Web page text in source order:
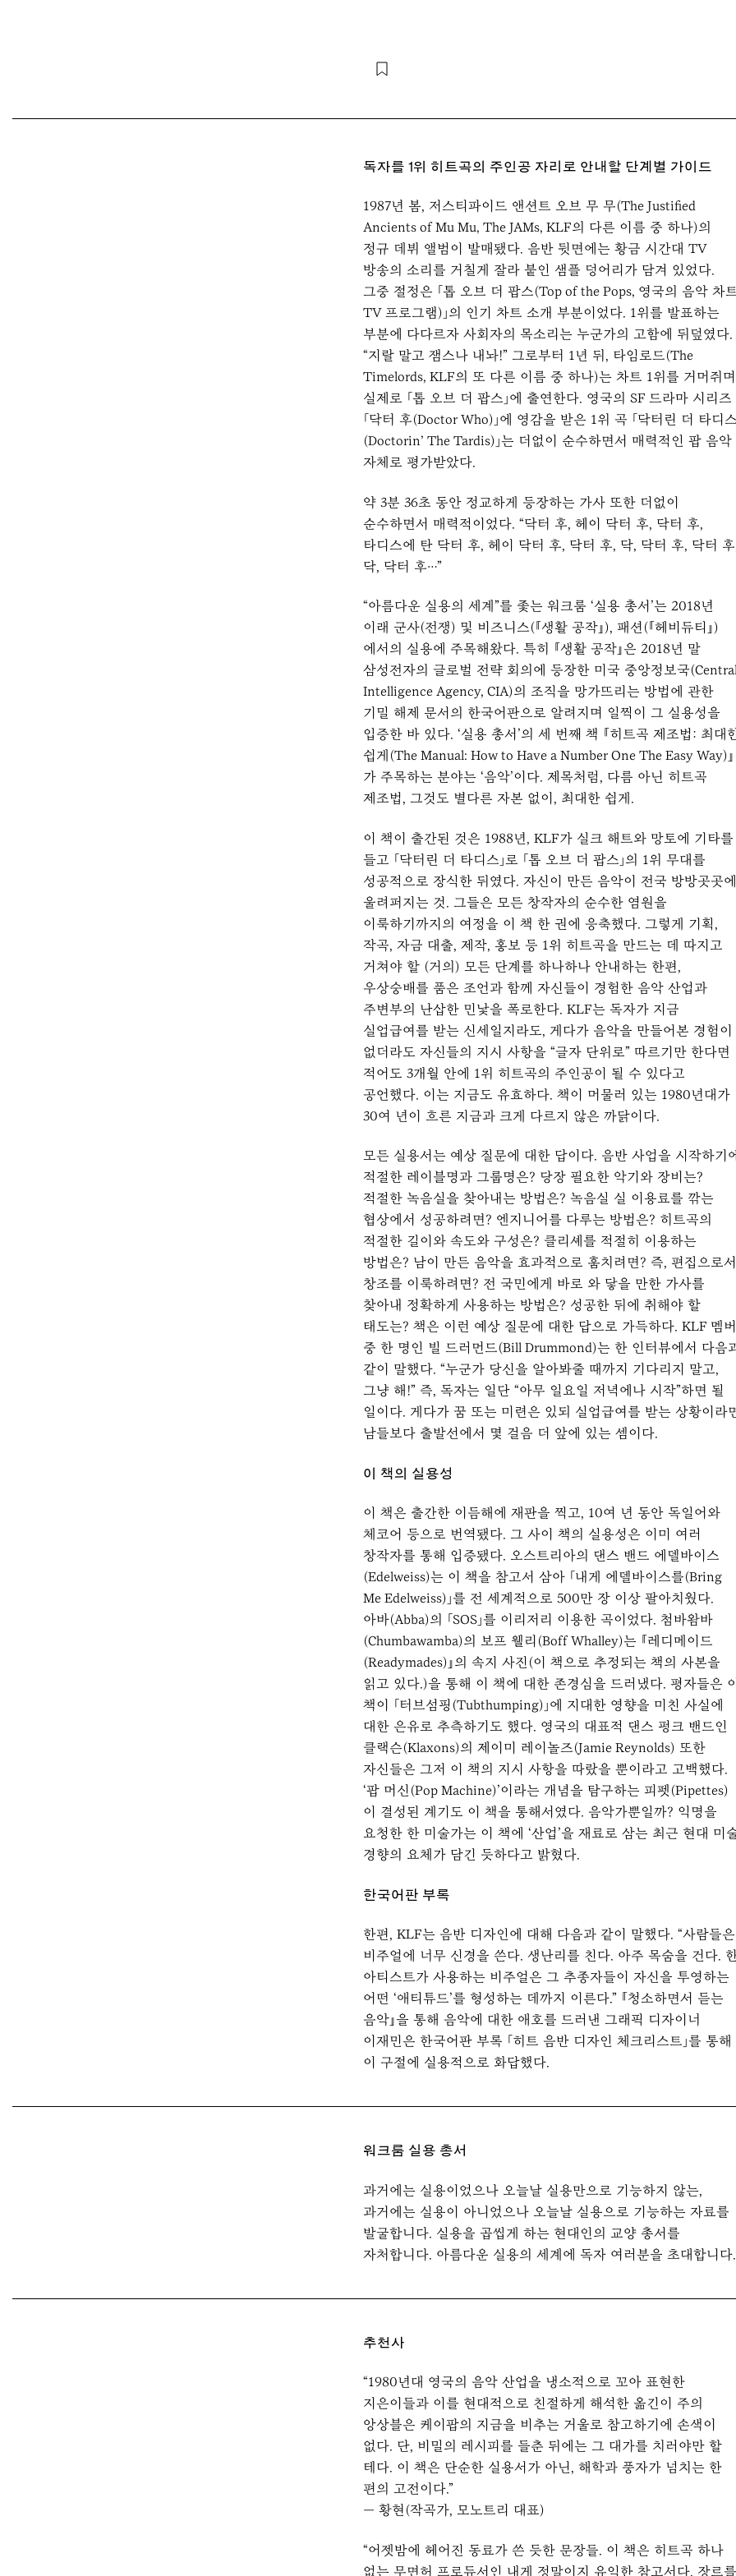
독자를 1위 히트곡의 주인공 자리로 안내할 단계별 가이드
1987년 봄, 저스티파이드 앤션트 오브 무 무(The Justified
Ancients of Mu Mu, The JAMs, KLF의 다른 이름 중 하나)의
정규 데뷔 앨범이 발매됐다. 음반 뒷면에는 황금 시간대 TV
방송의 소리를 거칠게 잘라 붙인 샘플 덩어리가 담겨 있었다.
그중 절정은 「톱 오브 더 팝스(Top of the Pops, 영국의 음악 차
TV 프로그램)」의 인기 차트 소개 부분이었다. 1위를 발표하는
부분에 다다르자 사회자의 목소리는 누군가의 고함에 뒤덮였다.
“지랄 말고 잼스나 내놔!” 그로부터 1년 뒤, 타임로드(The
Timelords, KLF의 또 다른 이름 중 하나)는 차트 1위를 거머쥐며
실제로 「톱 오브 더 팝스」에 출연한다. 영국의 SF 드라마 시리즈
「닥터 후(Doctor Who)」에 영감을 받은 1위 곡 「닥터린 더 타디스
(Doctorin’ The Tardis)」는 더없이 순수하면서 매력적인 팝 음악
자체로 평가받았다.
약 3분 36초 동안 정교하게 등장하는 가사 또한 더없이
순수하면서 매력적이었다. “닥터 후, 헤이 닥터 후, 닥터 후,
타디스에 탄 닥터 후, 헤이 닥터 후, 닥터 후, 닥, 닥터 후, 닥터 후,
닥, 닥터 후…”
“아름다운 실용의 세계”를 좇는 워크룸 ‘실용 총서’는 2018년
이래 군사(전쟁) 및 비즈니스(『생활 공작』), 패션(『헤비듀티』)
에서의 실용에 주목해왔다. 특히 『생활 공작』은 2018년 말
삼성전자의 글로벌 전략 회의에 등장한 미국 중앙정보국
Intelligence Agency, CIA)의 조직을 망가뜨리는 방법에 관한
기밀 해제 문서의 한국어판으로 알려지며 일찍이 그 실용성을
입증한 바 있다. ‘실용 총서’의 세 번째 책 『히트곡 제조법: 최대
쉽게(The Manual: How to Have a Number One The Easy Way)』
가 주목하는 분야는 ‘음악’이다. 제목처럼, 다름 아닌 히트곡
제조법, 그것도 별다른 자본 없이, 최대한 쉽게.
이 책이 출간된 것은 1988년, KLF가 실크 해트와 망토에 기타를
들고 「닥터린 더 타디스」로 「톱 오브 더 팝스」의 1위 무대를
성공적으로 장식한 뒤였다. 자신이 만든 음악이 전국 방방곳곳에
울려퍼지는 것. 그들은 모든 창작자의 순수한 염원을
이룩하기까지의 여정을 이 책 한 권에 응축했다. 그렇게 기획,
작곡, 자금 대출, 제작, 홍보 등 1위 히트곡을 만드는 데 따지고
거쳐야 할 (거의) 모든 단계를 하나하나 안내하는 한편,
우상숭배를 품은 조언과 함께 자신들이 경험한 음악 산업과
주변부의 난삽한 민낯을 폭로한다. KLF는 독자가 지금
실업급여를 받는 신세일지라도, 게다가 음악을 만들어본 경험이
없더라도 자신들의 지시 사항을 “글자 단위로” 따르기만 한다면
적어도 3개월 안에 1위 히트곡의 주인공이 될 수 있다고
공언했다. 이는 지금도 유효하다. 책이 머물러 있는 1980년대가
30여 년이 흐른 지금과 크게 다르지 않은 까닭이다.
모든 실용서는 예상 질문에 대한 답이다. 음반 사업을 시작하기
적절한 레이블명과 그룹명은? 당장 필요한 악기와 장비는?
적절한 녹음실을 찾아내는 방법은? 녹음실 실 이용료를 깎는
협상에서 성공하려면? 엔지니어를 다루는 방법은? 히트곡의
적절한 길이와 속도와 구성은? 클리셰를 적절히 이용하는
방법은? 남이 만든 음악을 효과적으로 훔치려면? 즉, 편집으로서
창조를 이룩하려면? 전 국민에게 바로 와 닿을 만한 가사를
찾아내 정확하게 사용하는 방법은? 성공한 뒤에 취해야 할
태도는? 책은 이런 예상 질문에 대한 답으로 가득하다. KLF 멤버
중 한 명인 빌 드러먼드(Bill Drummond)는 한 인터뷰에서 다음
같이 말했다. “누군가 당신을 알아봐줄 때까지 기다리지 말고,
그냥 해!” 즉, 독자는 일단 “아무 일요일 저녁에나 시작”하면 될
일이다. 게다가 꿈 또는 미련은 있되 실업급여를 받는 상황이라
남들보다 출발선에서 몇 걸음 더 앞에 있는 셈이다.
이 책의 실용성
이 책은 출간한 이듬해에 재판을 찍고, 10여 년 동안 독일어와
체코어 등으로 번역됐다. 그 사이 책의 실용성은 이미 여러
창작자를 통해 입증됐다. 오스트리아의 댄스 밴드 에델바이스
(Edelweiss)는 이 책을 참고서 삼아 「내게 에델바이스를(Bring
Me Edelweiss)」를 전 세계적으로 500만 장 이상 팔아치웠다.
아바(Abba)의 「SOS」를 이리저리 이용한 곡이었다. 첨바왐바
(Chumbawamba)의 보프 웰리(Boff Whalley)는 『레디메이드
(Readymades)』의 속지 사진(이 책으로 추정되는 책의 사본을
읽고 있다.)을 통해 이 책에 대한 존경심을 드러냈다. 평자들은
책이 「터브섬핑(Tubthumping)」에 지대한 영향을 미친 사실에
대한 은유로 추측하기도 했다. 영국의 대표적 댄스 펑크 밴드인
클랙슨(Klaxons)의 제이미 레이놀즈(Jamie Reynolds) 또한
자신들은 그저 이 책의 지시 사항을 따랐을 뿐이라고 고백했다.
‘팝 머신(Pop Machine)’이라는 개념을 탐구하는 피펫(Pipettes)
이 결성된 계기도 이 책을 통해서였다. 음악가뿐일까? 익명을
요청한 한 미술가는 이 책에 ‘산업’을 재료로 삼는 최근 현대 미
경향의 요체가 담긴 듯하다고 밝혔다.
한국어판 부록
한편, KLF는 음반 디자인에 대해 다음과 같이 말했다. “사람들은
비주얼에 너무 신경을 쓴다. 생난리를 친다. 아주 목숨을 건다.
아티스트가 사용하는 비주얼은 그 추종자들이 자신을 투영하는
어떤 ‘애티튜드’를 형성하는 데까지 이른다.” 『청소하면서 듣는
음악』을 통해 음악에 대한 애호를 드러낸 그래픽 디자이너
이재민은 한국어판 부록 「히트 음반 디자인 체크리스트」를 통해
이 구절에 실용적으로 화답했다.
워크룸 실용 총서
과거에는 실용이었으나 오늘날 실용만으로 기능하지 않는,
과거에는 실용이 아니었으나 오늘날 실용으로 기능하는 자료를
발굴합니다. 실용을 곱씹게 하는 현대인의 교양 총서를
자처합니다. 아름다운 실용의 세계에 독자 여러분을 초대합니다.
추천사
“1980년대 영국의 음악 산업을 냉소적으로 꼬아 표현한
지은이들과 이를 현대적으로 친절하게 해석한 옮긴이 주의
앙상블은 케이팝의 지금을 비추는 거울로 참고하기에 손색이
없다. 단, 비밀의 레시피를 들춘 뒤에는 그 대가를 치러야만 할
테다. 이 책은 단순한 실용서가 아닌, 해학과 풍자가 넘치는 한
편의 고전이다.”
— 황현(작곡가, 모노트리 대표)
“어젯밤에 헤어진 동료가 쓴 듯한 문장들. 이 책은 히트곡 하나
없는 무면허 프로듀서인 내게 정말이지 유익한 참고서다. 장르를